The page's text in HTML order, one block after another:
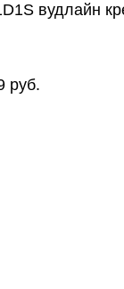
вудлайн
руб.